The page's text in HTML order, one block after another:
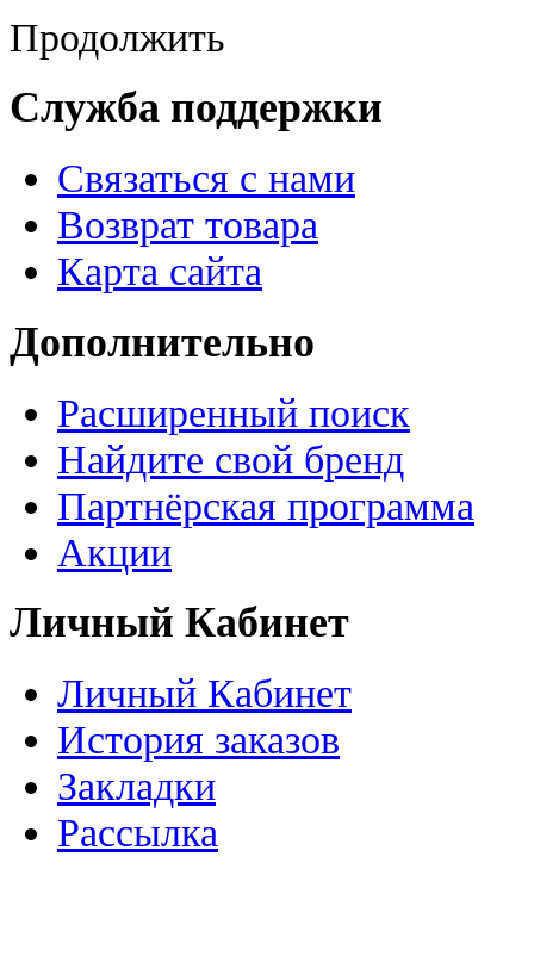
Продолжить
Служба поддержки
Связаться с нами
Возврат товара
Карта сайта
Дополнительно
Расширенный поиск
Найдите свой бренд
Партнёрская программа
Акции
Личный Кабинет
Личный Кабинет
История заказов
Закладки
Рассылка